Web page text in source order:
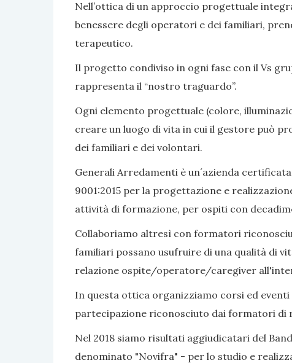
Nell’ottica di un approccio progettuale
benessere degli operatori e dei familiari,
terapeutico.
Il progetto condiviso in ogni fase con il Vs
rappresenta il “nostro traguardo”.
Ogni elemento progettuale (colore,
creare un luogo di vita in cui il gestore può
dei familiari e dei volontari.
Generali Arredamenti è un´azienda
9001:2015 per la progettazione e
attività di formazione, per ospiti con
Collaboriamo altresì con formatori
familiari possano usufruire di una qualità di
relazione ospite/operatore/caregiver
In questa ottica organizziamo corsi ed
partecipazione riconosciuto dai formatori di
Nel 2018 siamo risultati aggiudicatari del
denominato "Novifra" - per lo studio e